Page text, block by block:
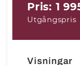
Pris: 1
Utgångspris
Visningar